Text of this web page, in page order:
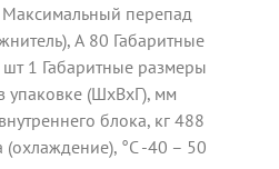
перепад
А 80 Габаритные
1 Габаритные размеры
упаковке (ШxВxГ), мм
блока, кг 488
°C -40 – 50